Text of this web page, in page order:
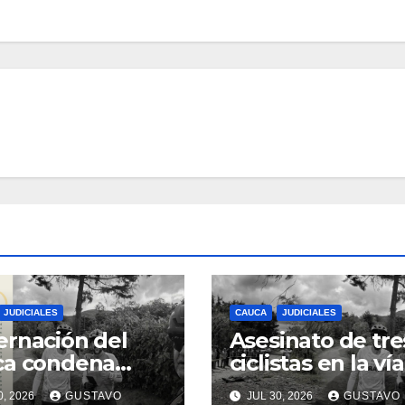
JUDICIALES
del
condena
de tres
2026 GUSTAVO
CAUCA JUDICIALES
Asesinato de
ciclistas en la vía
Totoró – Silvia,
JUL 30, 2026 GUSTAVO